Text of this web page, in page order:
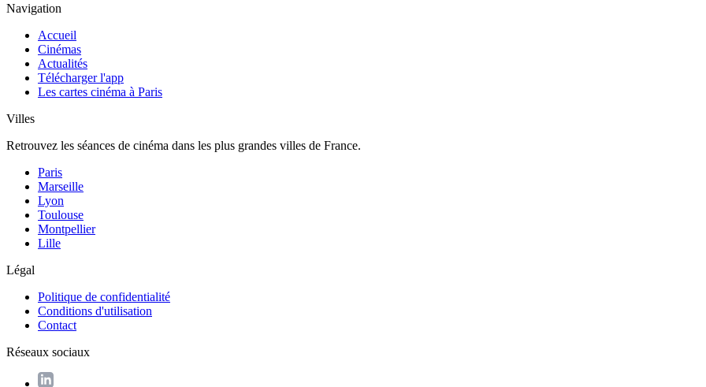
Navigation
Accueil
Cinémas
Actualités
Télécharger l'app
Les cartes cinéma à Paris
Villes
Retrouvez les séances de cinéma dans les plus grandes villes de France.
Paris
Marseille
Lyon
Toulouse
Montpellier
Lille
Légal
Politique de confidentialité
Conditions d'utilisation
Contact
Réseaux sociaux